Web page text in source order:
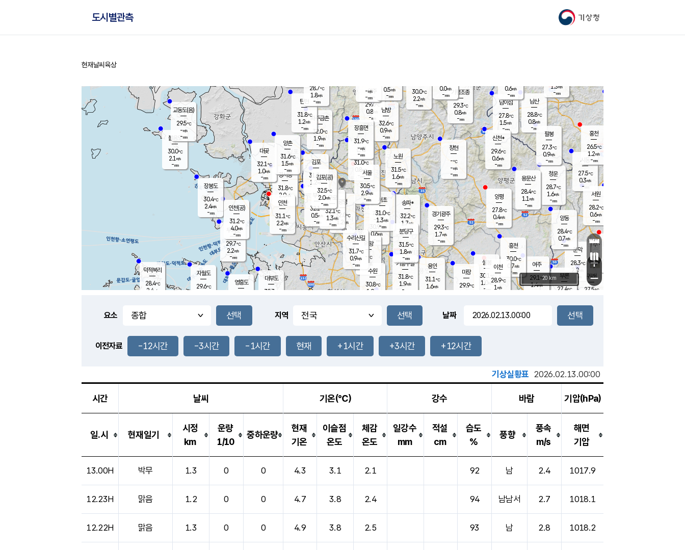
기상청
도시별관측
홈
현재날씨 육상
풍도
1.3m/s
문막
28.3℃
2.0m/s
mm
남이섬
27.8℃
1.5m/s
-mm
무의도
29.7℃
2.2m/s
-mm
영흥도
볼음도
30.0℃
2.1 m/s
-mm
자월도
29.6℃
양주
29.6℃
0.8
-mm
부론
27.4℃
과천
30.9℃
0.6m/s
- mm
남산
28.8℃
0.8m/s
-mm
장봉도
30.4℃
2.4m/s
-mm
-mm
청운
28.7℃
1.6m/s
-mm
팔봉
27.3℃
0.9m/s
-mm
-mm
용인
31.1℃
1.6m/s
여주
29.1℃
1.4m/s
양동
28.4℃
0.7m/s
-mm
경기광주
29.3℃
1.7m/s
-mm
장호원
0.6m/s
-mm
30.0
℃
대부도
30.7
-
경서동
31.8℃
2.0m/s
-mm
파주금촌
32.0℃
1.9m/s
-mm
가평조종
29.3℃
0.8m/s
-mm
30.0℃
2.2m/s
-mm
대곶
32.1℃
1.0m/s
-mm
신천*
29.6℃
0.6m/s
-mm
창현
-℃
-m/s
-mm
탄현
31.8℃
1.2m/s
-mm
0.0m/s
-mm
30.8℃
2.3m/s
-mm
흥천
30.0℃
0.7m/s
-mm
마장
29.9℃
의왕
- ℃
m/s
mm
김포
31.3℃
1.2 m/s
mm
설봉
30.1
1.0 m/s
- mm
광명
32.0
℃
1.2 m/s
-mm
부천
32.1℃
0.5m/s
-mm
-mm
양촌
31.6℃
1.5m/s
-mm
구로
32.1℃
1.3m/s
-mm
은평
31.0℃
0.8 m/s
- mm
노원
31.5℃
1.6m/s
-mm
송파*
32.2℃
1.7m/s
-mm
서초
31.0℃
1.3m/s
-mm
남방
32.6℃
0.9m/s
-mm
기흥구갈
31.8℃
1.9m/s
-
수리산길
31.7℃
0.9m/s
-mm
분당구
31.5℃
1.8m/s
-mm
장흥면
31.9℃
-m/s
-mm
-m/s
-mm
시동
27.5℃
0.3m/s
- mm
귀래
27.5℃
서원
28.2℃
0.6m/s
-mm
용문산
28.4℃
1.1 m/s
-mm
덕적북리
28.4℃
2.4 m/s
인천(공)
31.2℃
4.0m/s
-mm
김포(공)
32.5℃
2.0m/s
-mm
교동도(음)
29.5℃
-m/s
-mm
홍천
26.5℃
1.2m/s
-mm
이천
28.9℃
1 m/s
양평
27.8℃
0.4m/s
-mm
수원
30.8℃
1.9m/s
인천
31.1℃
2.2m/s
-mm
서울
30.5℃
2.9m/s
-mm
1.3m/s
-mm
28.7℃
1.8m/s
-mm
0.5m/s
-mm
+
−
20 km
요소 지역 날짜
이전자료 -12시간 -3시간 -1시간 현재 +1시간 +3시간 +12시간
기상실황표 2026.02.13.00:00
시간 날씨 기온(℃) 강수 바람 기압(hPa)
일.시 현재일기
시정
km
운량
1/10
중하운량
현재
기온
이슬점
온도
체감
온도
일강수
mm
적설
cm
습도
%
풍향
풍속
m/s
해면
기압
13.00H 박무 1.3 0 0 4.3 3.1 2.1 92 남 2.4 1017.9
12.23H 맑음 1.2 0 0 4.7 3.8 2.4 94 남남서 2.7 1018.1
12.22H 맑음 1.3 0 0 4.9 3.8 2.5 93 남 2.8 1018.2